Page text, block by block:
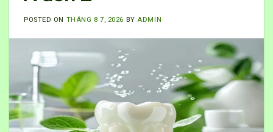
POSTED ON THÁNG 8 7, 2026 BY ADMIN